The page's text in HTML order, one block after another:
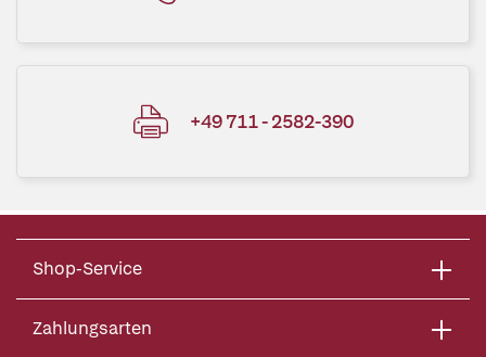
+49 711 - 2582-390
Shop-Service
Zahlungsarten